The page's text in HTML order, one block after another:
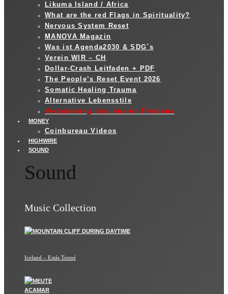
Likuma Island / Africa
What are the red Flags in Spirituality?
Nervous System Reset
MANOVA Magazin
Was ist Agenda2030 & SDG´s
Verein WIR – CH
Dollar-Crash Leitfaden + PDF
The People’s Reset Event 2026
Somatic Healing Trauma
Alternative Lebensstile
Verankerung des inneren Friedens
MONEY
Coinbureau Videos
HIGHWIRE
SOUND
Sound
Music Collection
Iceland – Estás Tonné